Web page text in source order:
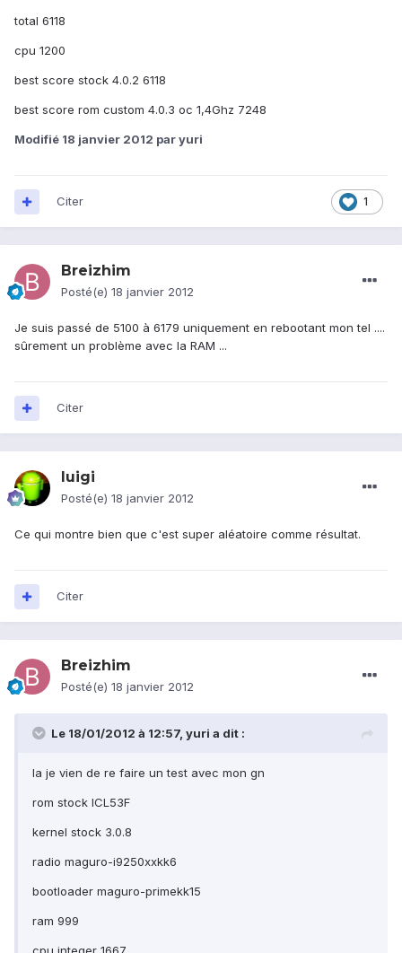
total 6118
cpu 1200
best score stock 4.0.2 6118
best score rom custom 4.0.3 oc 1,4Ghz 7248
Modifié 18 janvier 2012 par yuri
1
Citer
Breizhim
Posté(e) 18 janvier 2012
Je suis passé de 5100 à 6179 uniquement en rebootant mon tel ....
sûrement un problème avec la RAM ...
Citer
luigi
Posté(e) 18 janvier 2012
Ce qui montre bien que c'est super aléatoire comme résultat.
Citer
Breizhim
Posté(e) 18 janvier 2012
Le 18/01/2012 à 12:57, yuri a dit :
la je vien de re faire un test avec mon gn
rom stock ICL53F
kernel stock 3.0.8
radio maguro-i9250xxkk6
bootloader maguro-primekk15
ram 999